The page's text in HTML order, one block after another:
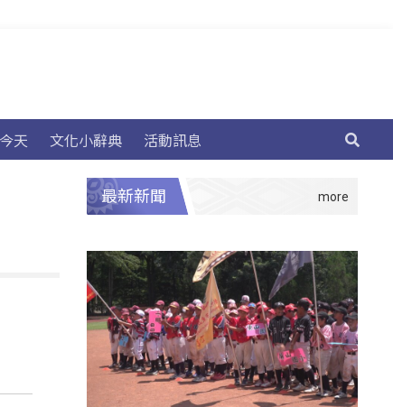
天 文化小辭典 活動訊息
最新新聞